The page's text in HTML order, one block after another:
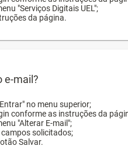
"Serviços Digitais UEL";
da página.
e-mail?
no menu superior;
conforme as instruções da
"Alterar E-mail";
solicitados;
Salvar.